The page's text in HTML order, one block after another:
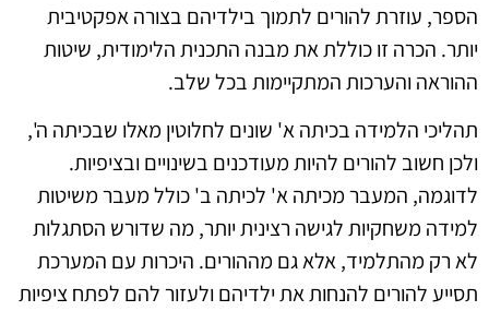
הספר, עוזרת להורים לתמוך בילדיהם בצורה אפקטיבית
יותר. הכרה זו כוללת את מבנה התכנית הלימודית, שיטות
ההוראה והערכות המתקיימות בכל שלב.
תהליכי הלמידה בכיתה א' שונים לחלוטין מאלו שבכיתה ה',
ולכן חשוב להורים להיות מעודכנים בשינויים ובציפיות.
לדוגמה, המעבר מכיתה א' לכיתה ב' כולל מעבר משיטות
למידה משחקיות לגישה רצינית יותר, מה שדורש הסתגלות
לא רק מהתלמיד, אלא גם מההורים. היכרות עם המערכת
תסייע להורים להנחות את ילדיהם ולעזור להם לפתח ציפיות